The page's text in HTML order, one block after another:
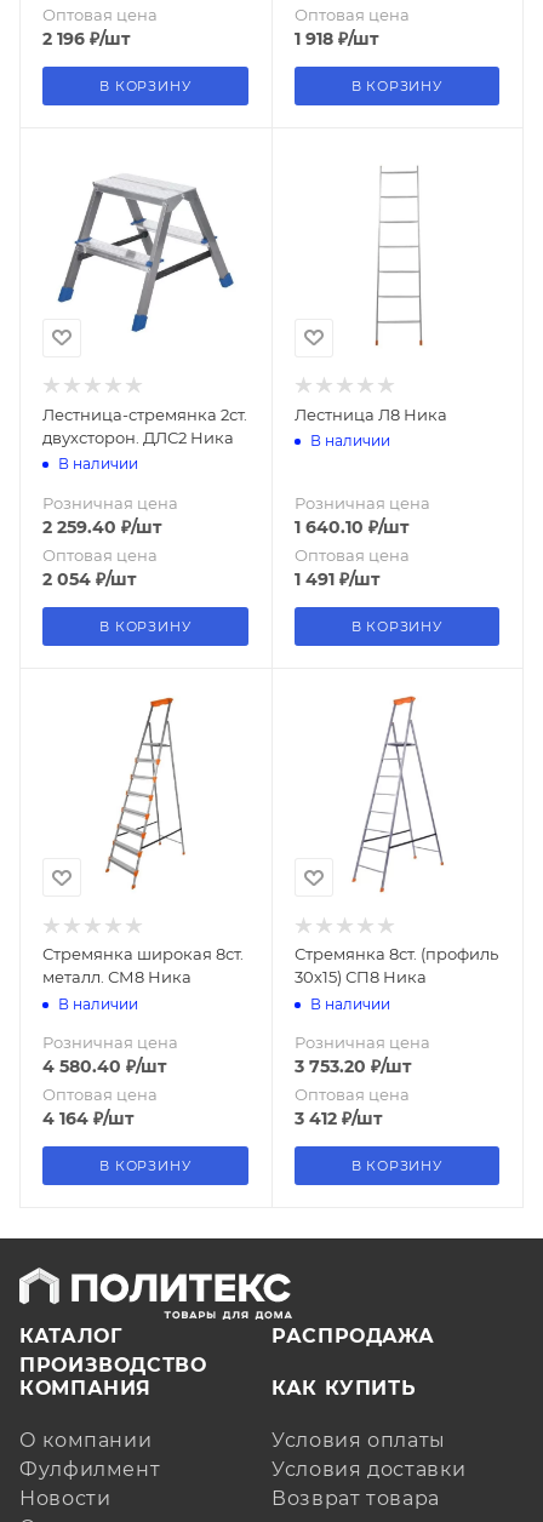
Оптовая цена
2 196 ₽/шт
В КОРЗИНУ
Оптовая цена
1 918₽/шт
В КОРЗИНУ
Лестница-стремянка 2ст.
двухсторон. ДЛС2 Ника
В наличии
Розничная цена
2 259.40 ₽/шт
Оптовая цена
2 054 ₽/шт
В КОРЗИНУ
Лестница Л8 Ника
В наличии
Розничная цена
1 640.10 ₽/шт
Оптовая цена
1 491₽/шт
В КОРЗИНУ
Стремянка широкая 8ст.
металл. СМ8 Ника
В наличии
Розничная цена
4 580.40 ₽/шт
Оптовая цена
4 164 ₽/шт
В КОРЗИНУ
Стремянка 8ст. (профиль
30х15) СП8 Ника
В наличии
Розничная цена
3 753.20 ₽/шт
Оптовая цена
3 412₽/шт
В КОРЗИНУ
КАТАЛОГ
РАСПРОДАЖА
ПРОИЗВОДСТВО
КОМПАНИЯ
О компании
Фулфилмент
Новости
КАК КУПИТЬ
Условия оплаты
Условия доставки
Возврат товара